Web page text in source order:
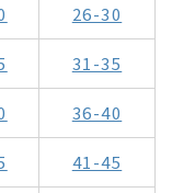
26-30
31-35
36-40
41-45